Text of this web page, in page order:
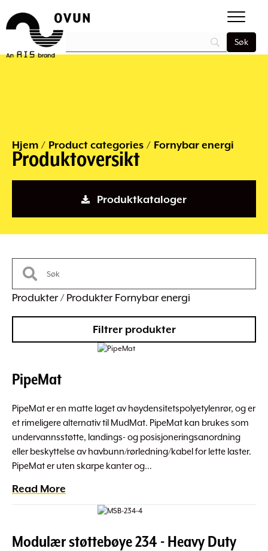
Hjem / Product categories / Fornybar energi
Produktoversikt
Produktkataloger
Produkter / Produkter Fornybar energi
Filtrer produkter
PipeMat
PipeMat er en matte laget av høydensitetspolyetylenrør, og er
et rimeligere alternativ til MudMat. PipeMat kan brukes som
undervannsstøtte, landings- og posisjoneringsanordning
eller beskyttelse av havbunn/rørledning/kabel for lette laster.
PipeMat er uten skarpe kanter og…
Read More
Modulær støttebøye 234 - Heavy Duty